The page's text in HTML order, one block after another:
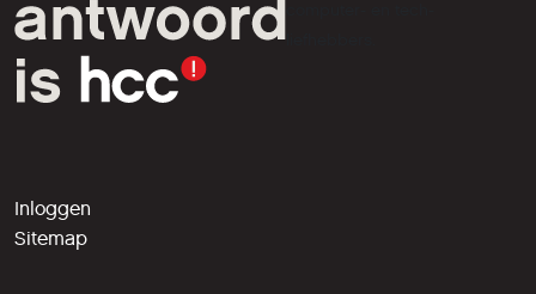
liefhebbers.
Inloggen
Sitemap